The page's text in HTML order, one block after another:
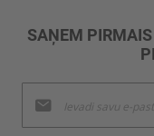
SAŅEM
jaunumu
saņemšanai: